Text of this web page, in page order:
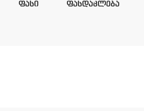
ფასი ფასდაკლება